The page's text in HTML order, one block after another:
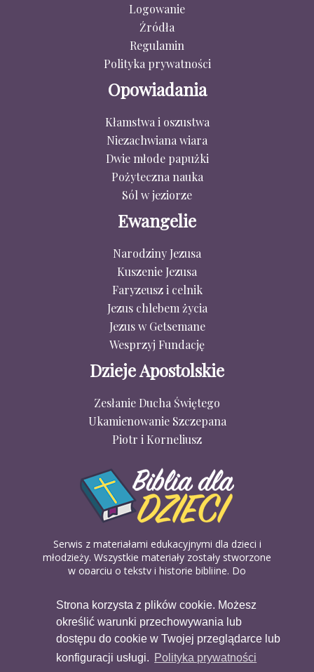
Strona korzysta z plików cookie. Możesz
określić warunki przechowywania lub
dostępu do cookie w Twojej przeglądarce lub
konfiguracji usługi. Polityka prywatności
Logowanie
Źródła
Regulamin
Polityka prywatności
Opowiadania
Kłamstwa i oszustwa
Niezachwiana wiara
Dwie młode papużki
Pożyteczna nauka
Sól w jeziorze
Ewangelie
Narodziny Jezusa
Kuszenie Jezusa
Faryzeusz i celnik
Jezus chlebem życia
Jezus w Getsemane
Wesprzyj Fundację
Dzieje Apostolskie
Zesłanie Ducha Świętego
Ukamienowanie Szczepana
Piotr i Korneliusz
Serwis z materiałami edukacyjnymi dla dzieci i
młodzieży. Wszystkie materiały zostały stworzone
w oparciu o teksty i historie biblijne. Do
biblijnych. Można je pobierać, drukować i
udostępniać bez żadnych opłat. Materiałów
dostępnych na serwisie nie można wykorzystywać
w celach komercyjnych.